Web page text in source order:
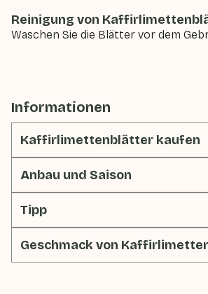
Reinigung von
Waschen Sie die Blätter vor dem
Informationen
Kaffirlimettenblätter kaufen
Anbau und Saison
Tipp
Geschmack von